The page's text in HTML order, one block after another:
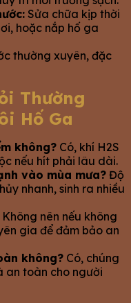
Sửa chữa kịp thời
hoặc nắp hố ga
thường xuyên, đặc
Thường
Hố Ga
không? Có, khí H2S
nếu hít phải lâu dài.
vào mùa mưa? Độ
nhanh, sinh ra nhiều
Không nên nếu không
gia để đảm bảo an
không? Có, chúng
an toàn cho người